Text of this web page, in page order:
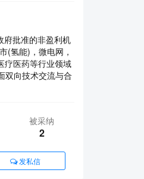
府批准的非盈利机
(氢能)，微电网，
疗医药等行业领域
双向技术交流与合
被采纳
2
发私信